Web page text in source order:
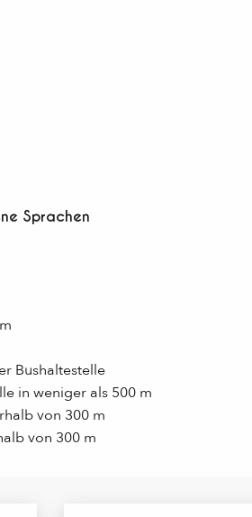
Sprachen
Sprachen
Bushaltestelle
in weniger als 500 m
von 300 m
von 300 m